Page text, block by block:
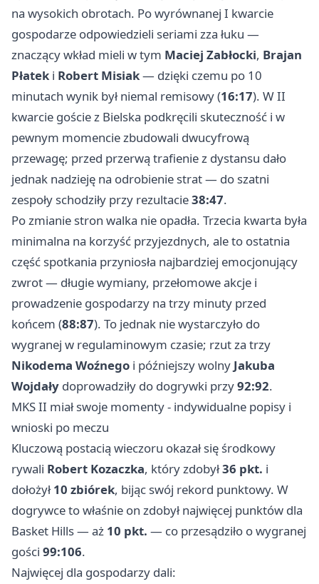
na wysokich obrotach. Po wyrównanej I kwarcie
gospodarze odpowiedzieli seriami zza łuku —
znaczący wkład mieli w tym Maciej Zabłocki, Brajan
Płatek i Robert Misiak— dzięki czemu po 10
minutach wynik był niemal remisowy (16:17). W II
kwarcie goście z Bielska podkręcili skuteczność i w
pewnym momencie zbudowali dwucyfrową
przewagę; przed przerwą trafienie z dystansu dało
jednak nadzieję na odrobienie strat — do szatni
zespoły schodziły przy rezultacie38:47.
Po zmianie stron walka nie opadła. Trzecia kwarta była
minimalna na korzyść przyjezdnych, ale to ostatnia
część spotkania przyniosła najbardziej emocjonujący
zwrot — długie wymiany, przełomowe akcje i
prowadzenie gospodarzy na trzy minuty przed
końcem (88:87). To jednak nie wystarczyło do
wygranej w regulaminowym czasie; rzut za trzy
Nikodema Woźnego i późniejszy wolny Jakuba
Wojdały doprowadziły do dogrywki przy92:92.
MKS II miał swoje momenty - indywidualne popisy i
wnioski po meczu
Kluczową postacią wieczoru okazał się środkowy
rywali Robert Kozaczka, który zdobył36 pkt. i
dołożył10 zbiórek, bijąc swój rekord punktowy. W
dogrywce to właśnie on zdobył najwięcej punktów dla
Basket Hills — aż 10 pkt. — co przesądziło o wygranej
gości 99:106.
Najwięcej dla gospodarzy dali: